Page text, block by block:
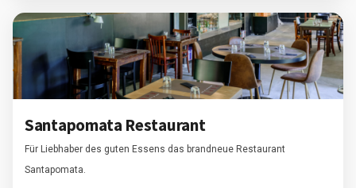
Santapomata Restaurant
Für Liebhaber des guten Essens das brandneue Restaurant
Santapomata.